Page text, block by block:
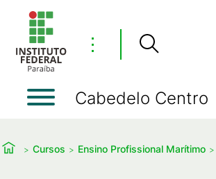
⋮
Cabedelo Centro
Cursos Ensino Profissional Marítimo